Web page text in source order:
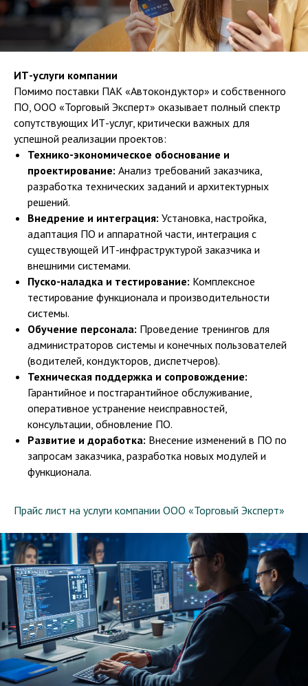
ИТ-услуги компании
Помимо поставки ПАК «Автокондуктор» и собственного
ПО, ООО «Торговый Эксперт» оказывает полный спектр
сопутствующих ИТ-услуг, критически важных для
успешной реализации проектов:
Технико-экономическое обоснование и
проектирование: Анализ требований заказчика,
разработка технических заданий и архитектурных
решений.
Внедрение и интеграция: Установка, настройка,
адаптация ПО и аппаратной части, интеграция с
существующей ИТ-инфраструктурой заказчика и
внешними системами.
Пуско-наладка и тестирование: Комплексное
тестирование функционала и производительности
системы.
Обучение персонала: Проведение тренингов для
администраторов системы и конечных пользователей
(водителей, кондукторов, диспетчеров).
Техническая поддержка и сопровождение:
Гарантийное и постгарантийное обслуживание,
оперативное устранение неисправностей,
консультации, обновление ПО.
Развитие и доработка: Внесение изменений в ПО по
запросам заказчика, разработка новых модулей и
функционала.
Прайс лист на услуги компании ООО «Торговый Эксперт»